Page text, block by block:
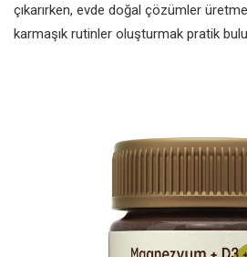
çıkarırken, evde doğal çözümler
karmaşık rutinler oluşturmak pratik